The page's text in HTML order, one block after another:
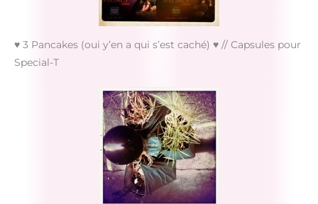
♥ 3 Pancakes (oui y’en a qui s’est caché) ♥ // Capsules pour
Special-T